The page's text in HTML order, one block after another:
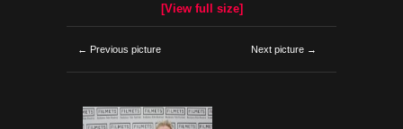
[View full size]
← Previous picture Next picture →